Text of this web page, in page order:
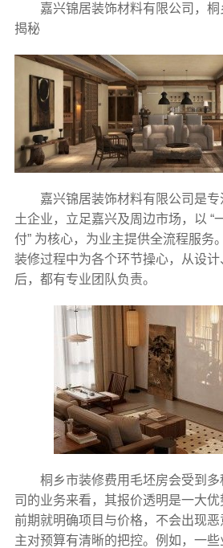
嘉兴锦居装饰材料有限公司，
揭秘
嘉兴锦居装饰材料有限公司是
土企业，立足嘉兴及周边市场，以 “
付” 为核心，为业主提供全流程服务
装修过程中为各个环节操心，从设
后，都有专业团队负责。
桐乡市装修费用毛坯房会受到
司的业务来看，其报价透明是一大优
前期就明确项目与价格，不会出现
主对预算有清晰的把控。例如，一